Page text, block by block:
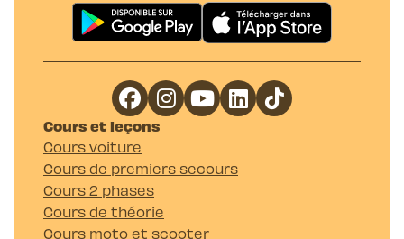
Cours et leçons
Cours voiture
Cours de premiers secours
Cours 2 phases
Cours de théorie
Cours moto et scooter